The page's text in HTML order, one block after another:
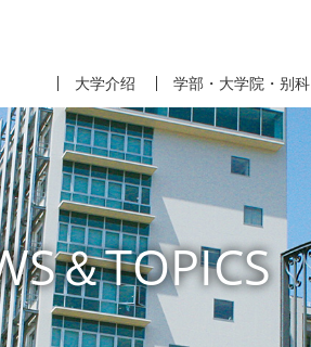
大学介绍 学部・大学院・别科
＆TOPICS